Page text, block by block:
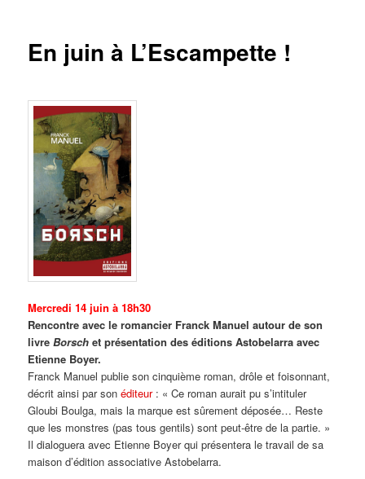
En juin à L’Escampette !
Mercredi 14 juin à 18h30
Rencontre avec le romancier Franck Manuel autour de son
livreBorsch et présentation des éditions Astobelarra avec
Etienne Boyer.
Franck Manuel publie son cinquième roman, drôle et foisonnant,
décrit ainsi par sonéditeur: « Ce roman aurait pu s’intituler
Gloubi Boulga, mais la marque est sûrement déposée… Reste
que les monstres (pas tous gentils) sont peut-être de la partie. »
Il dialoguera avec Etienne Boyer qui présentera le travail de sa
maison d’édition associative Astobelarra.